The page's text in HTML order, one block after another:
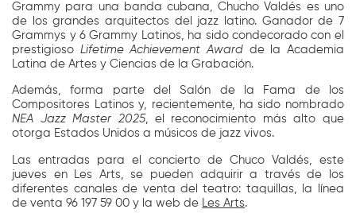
Grammy para una banda cubana, Chucho Valdés es uno
de los grandes arquitectos del jazz latino. Ganador de 7
Grammys y 6 Grammy Latinos, ha sido condecorado con el
prestigioso Lifetime Achievement Award de la Academia
Latina de Artes y Ciencias de la Grabación.
Además, forma parte del Salón de la Fama de los
Compositores Latinos y, recientemente, ha sido nombrado
NEA Jazz Master 2025, el reconocimiento más alto que
otorga Estados Unidos a músicos de jazz vivos.
Las entradas para el concierto de Chuco Valdés, este
jueves en Les Arts, se pueden adquirir a través de los
diferentes canales de venta del teatro: taquillas, la línea
de venta 96 197 59 00 y la web de Les Arts.